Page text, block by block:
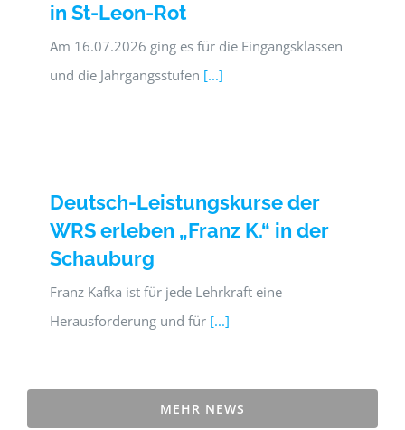
in St-Leon-Rot
Am 16.07.2026 ging es für die Eingangsklassen
und die Jahrgangsstufen [...]
Deutsch-Leistungskurse der
WRS erleben „Franz K.“ in der
Schauburg
Franz Kafka ist für jede Lehrkraft eine
Herausforderung und für[...]
MEHR NEWS